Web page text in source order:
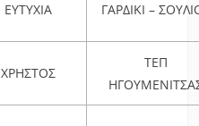
ΕΥΤΥΧΙΑ ΓΑΡΔΙΚΙ –
ΧΡΗΣΤΟΣ
ΤΕΠ